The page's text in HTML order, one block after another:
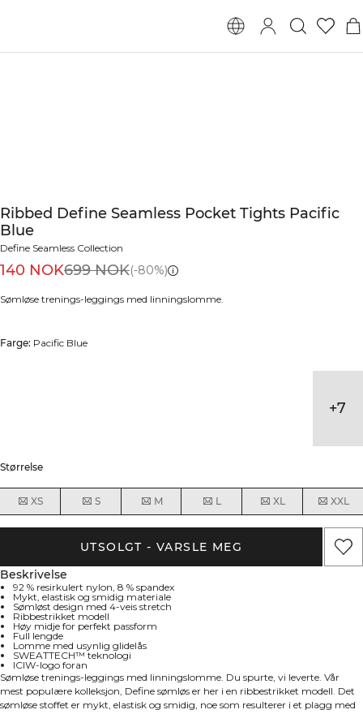
Ribbed Define Seamless Pocket Tights Pacific
Blue
Define Seamless Collection
140 NOK699 NOK(-80%)
Sømløse trenings-leggings med linningslomme.
Farge: Pacific Blue
+7
Størrelse
XS S M L XL XXL
UTSOLGT - VARSLE MEG
Beskrivelse
92 % resirkulert nylon, 8 % spandex
Mykt, elastisk og smidig materiale
Sømløst design med 4-veis stretch
Ribbestrikket modell
Høy midje for perfekt passform
Full lengde
Lomme med usynlig glidelås
SWEATTECH™ teknologi
ICIW-logo foran
Sømløse trenings-leggings med linningslomme. Du spurte, vi leverte. Vår
mest populære kolleksjon, Define sømløs er her i en ribbestrikket modell. Det
sømløse stoffet er mykt, elastisk og smidig, noe som resulterer i et plagg med